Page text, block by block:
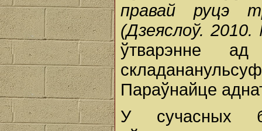
правай руцэ
(Дзеяслоў.
ўтварэнне ад
Параўнайце
У сучасных